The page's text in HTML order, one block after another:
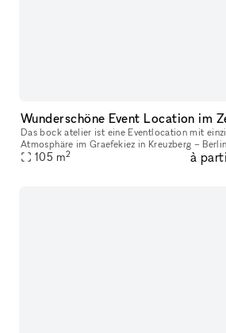
Wunderschöne Event Location im
Das bock atelier ist eine Eventlocation mit
Atmosphäre im Graefekiez in Kreuzberg –
Fröhlich und Max Funkat haben hier einen Ort
105 m2 à